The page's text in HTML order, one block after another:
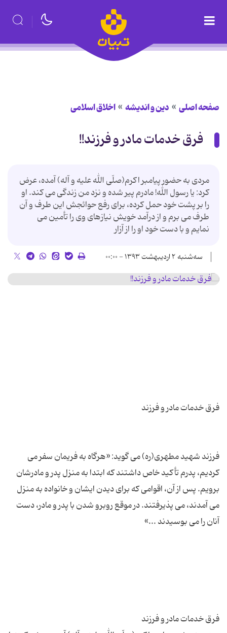
صفحه اصلی دین و اندیشه اخلاق اسلامی
فرق خدمات مادر و فرزند!!
مردی به حضور پیامبر اکرم(صلّی الله علیه و آله) آمده، عرض
کرد: یا رسول الله! مادرم پیر شده و نزد من زندگی می‌ کند. او
را بر پشت خود حمل کرده، برای رفع حوائجش این طرف و آن
طرف می‌ برم و از درآمد خویش نیازهای وی را تأمین می‌
نمایم و با دست خود او را از آزار
سه‌شنبه ۲ اردیبهشت ۱۳۹۳ - ۰۰:۰۰
فرزند شهید مطهری(ره) می‌ گوید: «هرگاه به فریمان سفر می‌
کردیم، پدرم تأکید خاص داشتند که ابتدا به منزل پدر و مادرشان
برویم. پس از آن، اقوامی که برای دیدن ایشان و خانواده به منزل
می‌ آمدند، می‌ پذیرفتند. در موقع روبرو شدن با پدر و مادر، دست